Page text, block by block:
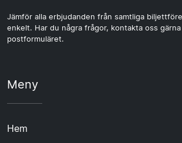
Jämför alla erbjudanden från samtliga
enkelt. Har du några frågor, kontakta oss
postformuläret.
Meny
Hem